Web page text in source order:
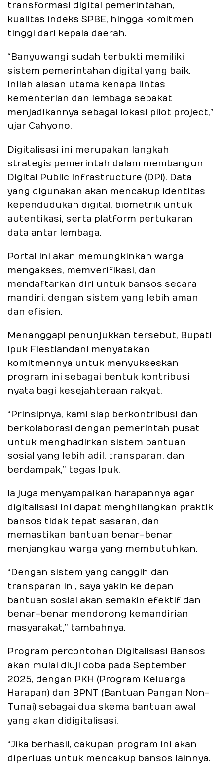
transformasi digital pemerintahan,
kualitas indeks SPBE, hingga komitmen
tinggi dari kepala daerah.
“Banyuwangi sudah terbukti memiliki
sistem pemerintahan digital yang baik.
Inilah alasan utama kenapa lintas
kementerian dan lembaga sepakat
menjadikannya sebagai lokasi pilot project,”
ujar Cahyono.
Digitalisasi ini merupakan langkah
strategis pemerintah dalam membangun
Digital Public Infrastructure (DPI). Data
yang digunakan akan mencakup identitas
kependudukan digital, biometrik untuk
autentikasi, serta platform pertukaran
data antar lembaga.
Portal ini akan memungkinkan warga
mengakses, memverifikasi, dan
mendaftarkan diri untuk bansos secara
mandiri, dengan sistem yang lebih aman
dan efisien.
Menanggapi penunjukkan tersebut, Bupati
Ipuk Fiestiandani menyatakan
komitmennya untuk menyukseskan
program ini sebagai bentuk kontribusi
nyata bagi kesejahteraan rakyat.
“Prinsipnya, kami siap berkontribusi dan
berkolaborasi dengan pemerintah pusat
untuk menghadirkan sistem bantuan
sosial yang lebih adil, transparan, dan
berdampak,” tegas Ipuk.
Ia juga menyampaikan harapannya agar
digitalisasi ini dapat menghilangkan praktik
bansos tidak tepat sasaran, dan
memastikan bantuan benar-benar
menjangkau warga yang membutuhkan.
“Dengan sistem yang canggih dan
transparan ini, saya yakin ke depan
bantuan sosial akan semakin efektif dan
benar-benar mendorong kemandirian
masyarakat,” tambahnya.
Program percontohan Digitalisasi Bansos
akan mulai diuji coba pada September
2025, dengan PKH (Program Keluarga
Harapan) dan BPNT (Bantuan Pangan Non-
Tunai) sebagai dua skema bantuan awal
yang akan didigitalisasi.
“Jika berhasil, cakupan program ini akan
diperluas untuk mencakup bansos lainnya.